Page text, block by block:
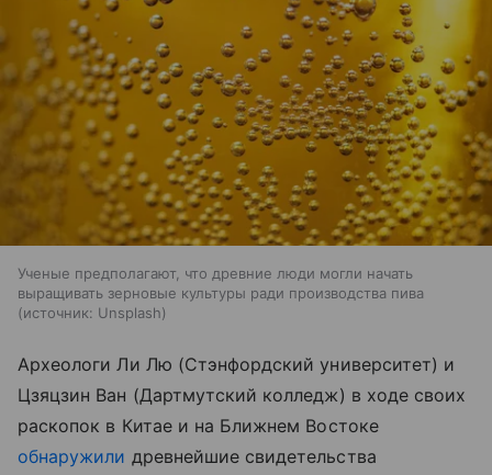
Ученые предполагают, что древние люди могли начать
выращивать зерновые культуры ради производства пива
источник: Unsplash
Археологи Ли Лю (Стэнфордский университет) и
Цзяцзин Ван (Дартмутский колледж) в ходе своих
раскопок в Китае и на Ближнем Востоке
обнаружили древнейшие свидетельства